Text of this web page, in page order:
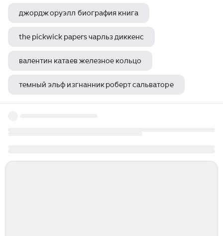
джордж оруэлл биография книга
the pickwick papers чарльз диккенс
валентин катаев железное кольцо
темный эльф изгнанник роберт сальваторе